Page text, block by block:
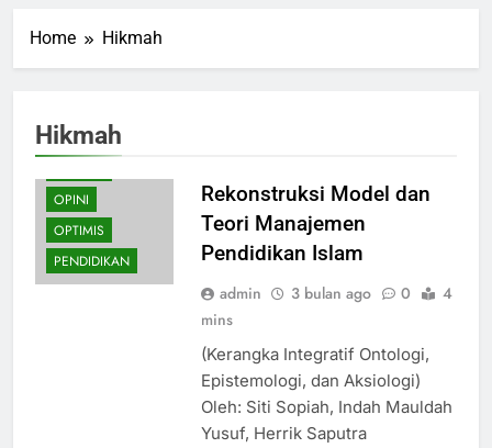
Home Hikmah
Hikmah
OPINI
OPTIMIS
PENDIDIKAN
Rekonstruksi Model dan
Teori Manajemen
Pendidikan Islam
admin 3 bulan ago 0
4
mins
(Kerangka Integratif Ontologi,
Epistemologi, dan Aksiologi)
Oleh: Siti Sopiah, Indah Mauldah
Yusuf, Herrik Saputra